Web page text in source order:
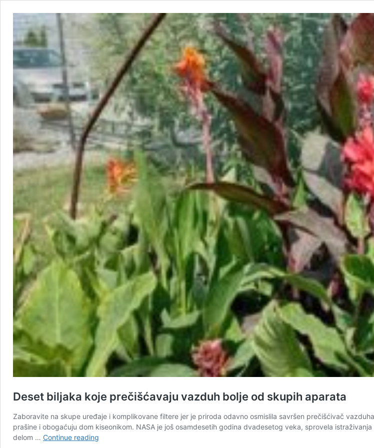
Deset biljaka koje prečišćavaju vazduh bolje od skupih aparata
Zaboravite na skupe uređaje i komplikovane filtere jer je priroda odavno osmislila savršen prečišćivač
prašine i obogaćuju dom kiseonikom. NASA je još osamdesetih godina dvadesetog veka, sprovela
delom … Continue reading